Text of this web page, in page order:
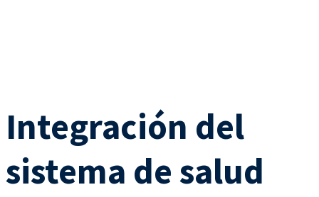
Integración del
sistema de salud